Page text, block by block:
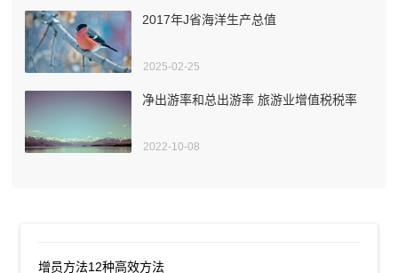
2017年J省海洋生产总值
2025-02-25
净出游率和总出游率 旅游业增值税税率
2022-10-08
增员方法12种高效方法